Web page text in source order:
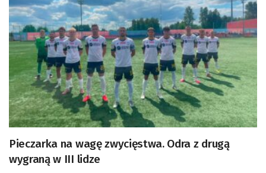
Pieczarka na wagę zwycięstwa. Odra z drugą
wygraną w III lidze